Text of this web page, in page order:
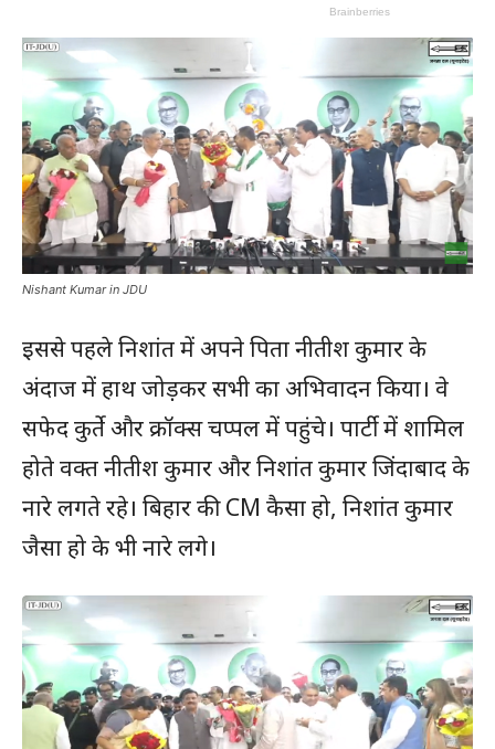
Nishant Kumar in JDU
इससे पहले निशांत में अपने पिता नीतीश कुमार के
अंदाज में हाथ जोड़़कर सभी का अभिवादन किया। वे
सफेद कुर्ते और क्रॉक्स चप्पल में पहुंचे। पार्टी में शामिल
होते वक्त नीतीश कुमार और निशांत कुमार जिंदाबाद के
नारे लगते रहे। बिहार की CM कैसा हो, निशांत कुमार
जैसा हो के भी नारे लगे।